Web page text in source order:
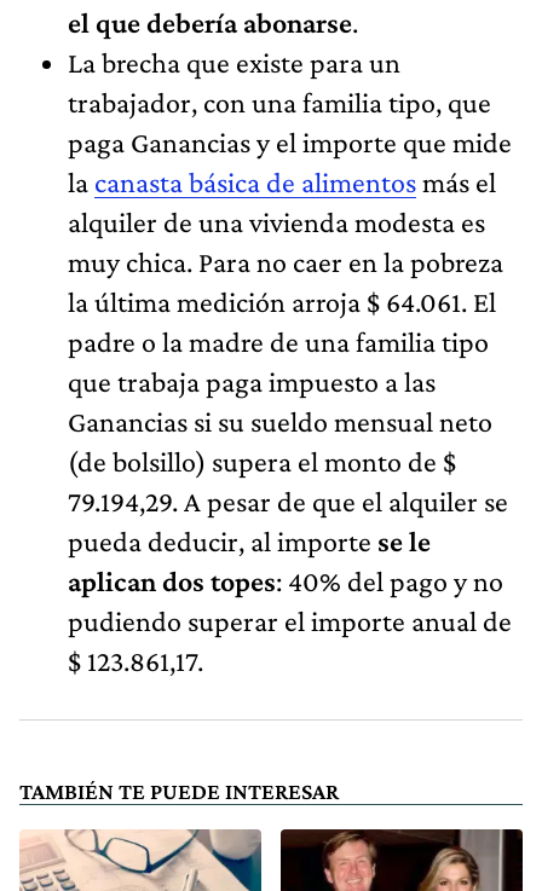
el que debería abonarse.
La brecha que existe para un
trabajador, con una familia tipo, que
paga Ganancias y el importe que mide
la canasta básica de alimentosmás el
alquiler de una vivienda modesta es
muy chica. Para no caer en la pobreza
la última medición arroja $ 64.061. El
padre o la madre de una familia tipo
que trabaja paga impuesto a las
Ganancias si su sueldo mensual neto
(de bolsillo) supera el monto de $
79.194,29. A pesar de que el alquiler se
pueda deducir, al importe se le
aplican dos topes: 40% del pago y no
pudiendo superar el importe anual de
$ 123.861,17.
TAMBIÉN TE PUEDE INTERESAR